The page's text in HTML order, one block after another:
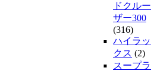
ドクルー
ザー300
(316)
ハイラッ
クス (2)
スープラ